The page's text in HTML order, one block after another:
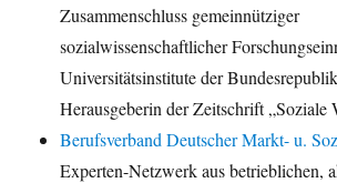
Zusammenschluss gemeinnütziger
sozialwissenschaftlicher
Universitätsinstitute der
Herausgeberin der Zeitschrift „Soziale
Berufsverband Deutscher Markt- u.
Experten-Netzwerk aus betrieblichen,